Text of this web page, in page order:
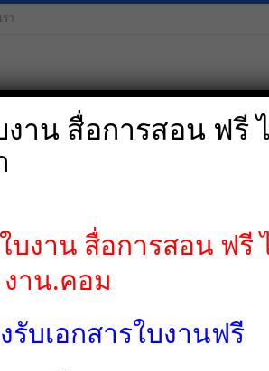
า
ป.5
ใบงานภาษาอังกฤษสำหรับนักเรียนประถมต้น ชุด 1
าน สื่อการสอน ฟรี
งาน สื่อการสอน ฟรี
งาน.คอม
รับเอกสารใบงานฟรี